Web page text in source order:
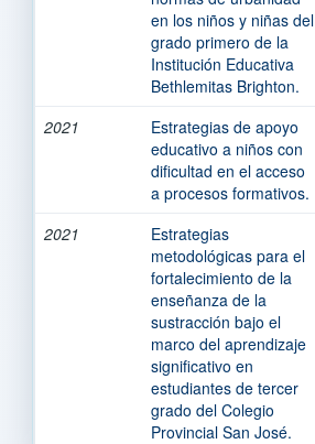
en los niños y niñas del
grado primero de la
Institución Educativa
Bethlemitas Brighton.
2021
Estrategias de apoyo
educativo a niños con
dificultad en el acceso
a procesos formativos.
2021
Estrategias
metodológicas para el
fortalecimiento de la
enseñanza de la
sustracción bajo el
marco del aprendizaje
significativo en
estudiantes de tercer
grado del Colegio
Provincial San José.